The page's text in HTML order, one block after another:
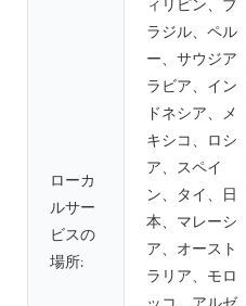
ローカ
ルサー
ビスの
場所:
ィリピン、ブ
ラジル、ペル
ー、サウジア
ラビア、イン
ドネシア、メ
キシコ、ロシ
ア、スペイ
ン、タイ、日
本、マレーシ
ア、オースト
ラリア、モロ